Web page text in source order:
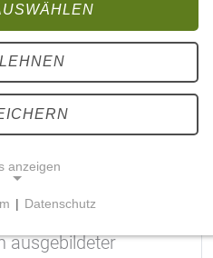
Überblick über den Beruf
Ein Überblick
ausgebildeter
anzeigen
grundlegende
| Datenschutz